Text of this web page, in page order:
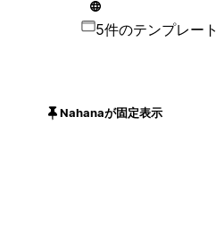
5件のテンプレート
Nahanaが固定表示